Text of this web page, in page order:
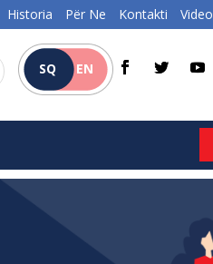
Historia Për Ne Kontakti Video
SQ EN